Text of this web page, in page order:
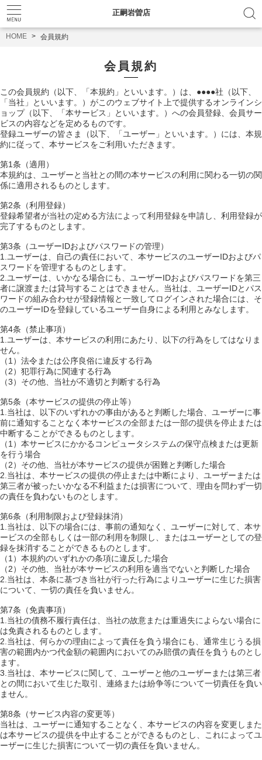
正嗣岩曽店
HOME 会員規約
会員規約
この会員規約（以下、「本規約」といいます。）は、●●●●社（以下、
「当社」といいます。）がこのウェブサイト上で提供するオンラインシ
ョップ（以下、「本サービス」といいます。）への会員登録、会員サー
ビスの内容などを定めるものです。
登録ユーザーの皆さま（以下、「ユーザー」といいます。）には、本規
約に従って、本サービスをご利用いただきます。
第1条（適用）
本規約は、ユーザーと当社との間の本サービスの利用に関わる一切の関
係に適用されるものとします。
第2条（利用登録）
登録希望者が当社の定める方法によって利用登録を申請し、利用登録が
完了するものとします。
第3条（ユーザーIDおよびパスワードの管理）
1.ユーザーは、自己の責任において、本サービスのユーザーIDおよびパ
スワードを管理するものとします。
2.ユーザーは、いかなる場合にも、ユーザーIDおよびパスワードを第三
者に譲渡または貸与することはできません。当社は、ユーザーIDとパス
ワードの組み合わせが登録情報と一致してログインされた場合には、そ
のユーザーIDを登録しているユーザー自身による利用とみなします。
第4条（禁止事項）
1.ユーザーは、本サービスの利用にあたり、以下の行為をしてはなりま
せん。
（1）法令または公序良俗に違反する行為
（2）犯罪行為に関連する行為
（3）その他、当社が不適切と判断する行為
第5条（本サービスの提供の停止等）
1.当社は、以下のいずれかの事由があると判断した場合、ユーザーに事
前に通知することなく本サービスの全部または一部の提供を停止または
中断することができるものとします。
（1）本サービスにかかるコンピュータシステムの保守点検または更新
を行う場合
（2）その他、当社が本サービスの提供が困難と判断した場合
2.当社は、本サービスの提供の停止または中断により、ユーザーまたは
第三者が被ったいかなる不利益または損害について、理由を問わず一切
の責任を負わないものとします。
第6条（利用制限および登録抹消）
1.当社は、以下の場合には、事前の通知なく、ユーザーに対して、本サ
ービスの全部もしくは一部の利用を制限し、またはユーザーとしての登
録を抹消することができるものとします。
（1）本規約のいずれかの条項に違反した場合
（2）その他、当社が本サービスの利用を適当でないと判断した場合
2.当社は、本条に基づき当社が行った行為によりユーザーに生じた損害
について、一切の責任を負いません。
第7条（免責事項）
1.当社の債務不履行責任は、当社の故意または重過失によらない場合に
は免責されるものとします。
2.当社は、何らかの理由によって責任を負う場合にも、通常生じうる損
害の範囲内かつ代金額の範囲内においてのみ賠償の責任を負うものとし
ます。
3.当社は、本サービスに関して、ユーザーと他のユーザーまたは第三者
との間において生じた取引、連絡または紛争等について一切責任を負い
ません。
第8条（サービス内容の変更等）
当社は、ユーザーに通知することなく、本サービスの内容を変更しまた
は本サービスの提供を中止することができるものとし、これによってユ
ーザーに生じた損害について一切の責任を負いません。